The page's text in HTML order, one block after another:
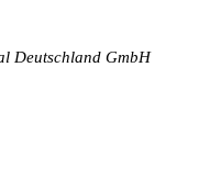
Deutschland GmbH